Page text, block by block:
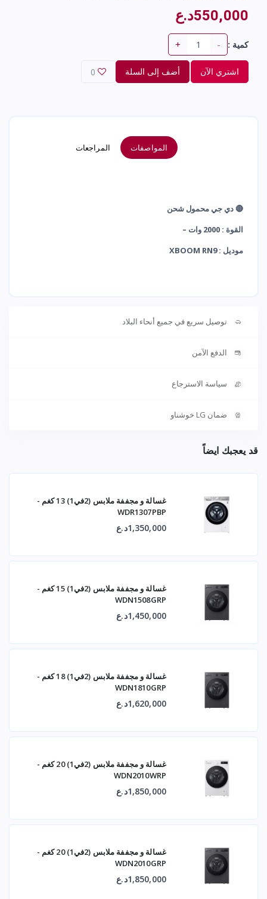
550,000د.ع
كمية : -
+
اشتري الآن أضف إلى السلة 0
المواصفات المراجعات
🔴 دي جي محمول شحن
القوة : 2000 وات –
موديل : XBOOM RN9
توصيل سريع في جميع أنحاء البلاد
الدفع الآمن
سياسة الاسترجاع
ضمان LG خوشناو
قد يعجبك ايضاً
غسالة و مجففة ملابس (2في1) 13 كغم -
WDR1307PBP
1,350,000د.ع
غسالة و مجففة ملابس (2في1) 15 كغم -
WDN1508GRP
1,450,000د.ع
غسالة و مجففة ملابس (2في1) 18 كغم -
WDN1810GRP
1,620,000د.ع
غسالة و مجففة ملابس (2في1) 20 كغم -
WDN2010WRP
1,850,000د.ع
غسالة و مجففة ملابس (2في1) 20 كغم -
WDN2010GRP
1,850,000د.ع